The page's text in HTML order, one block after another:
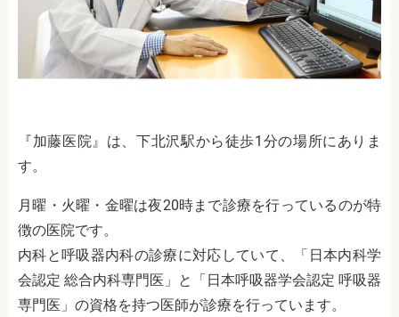
『加藤医院』は、下北沢駅から徒歩1分の場所にありま
す。
月曜・火曜・金曜は夜20時まで診療を行っているのが特
徴の医院です。
内科と呼吸器内科の診療に対応していて、「日本内科学
会認定 総合内科専門医」と「日本呼吸器学会認定 呼吸器
専門医」の資格を持つ医師が診療を行っています。